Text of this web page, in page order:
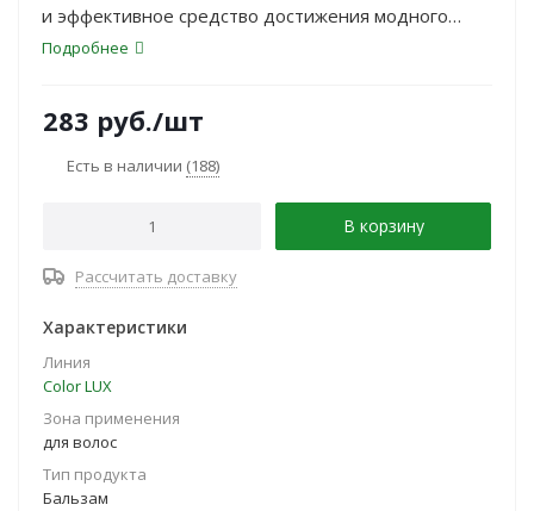
и эффективное средство достижения модного
цвета волос</b>: красящие пигменты
кутикулы поверхностного
слоя волос; натуральные масла выравнивают
Подробнее
283 руб./шт
Есть в наличии (188)
В корзину
Рассчитать доставку
Характеристики
Линия
Color LUX
Зона применения
для волос
Тип продукта
Бальзам